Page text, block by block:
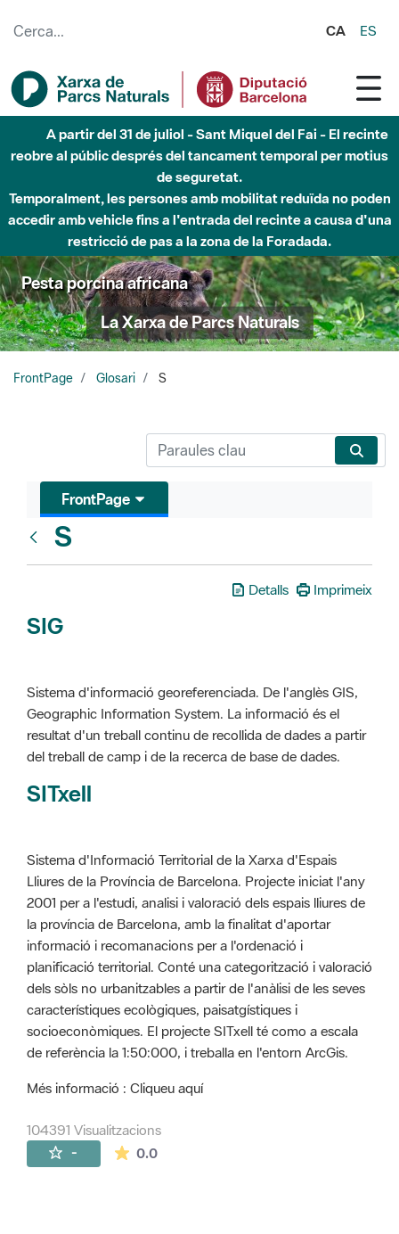
CA ES
A partir del 31 de juliol - Sant Miquel del Fai - El recinte
reobre al públic després del tancament temporal per motius
de seguretat.
Temporalment, les persones amb mobilitat reduïda no poden
accedir amb vehicle fins a l'entrada del recinte a causa d'una
restricció de pas a la zona de la Foradada.
Pesta porcina africana
La Xarxa de Parcs Naturals
FrontPage Glosari S
FrontPage
S
Detalls Imprimeix
SIG
Sistema d'informació georeferenciada. De l'anglès GIS,
Geographic Information System. La informació és el
resultat d'un treball continu de recollida de dades a partir
del treball de camp i de la recerca de base de dades.
SITxell
Sistema d'Informació Territorial de la Xarxa d'Espais
Lliures de la Província de Barcelona. Projecte iniciat l'any
2001 per a l'estudi, analisi i valoració dels espais lliures de
la província de Barcelona, amb la finalitat d'aportar
informació i recomanacions per a l'ordenació i
planificació territorial. Conté una categorització i valoració
dels sòls no urbanitzables a partir de l'anàlisi de les seves
característiques ecològiques, paisatgístiques i
socioeconòmiques. El projecte SITxell té como a escala
de referència la 1:50:000, i treballa en l'entorn ArcGis.
Més informació : Cliqueu aquí
104391 Visualitzacions
- 0.0La mitjana de les valoracions és de 0